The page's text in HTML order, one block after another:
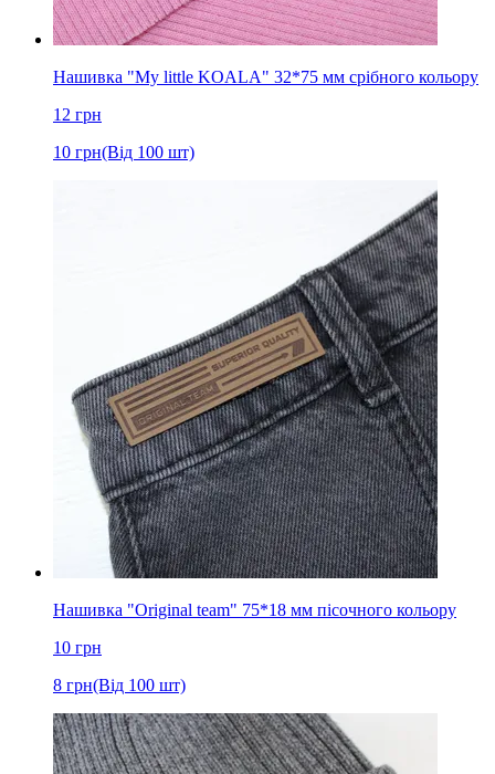
Нашивка "My little KOALA" 32*75 мм срібного кольору
12 грн
10 грн(Від 100 шт)
Нашивка "Original team" 75*18 мм пісочного кольору
10 грн
8 грн(Від 100 шт)